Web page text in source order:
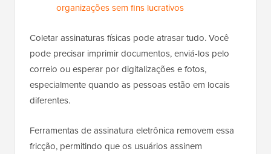
organizações sem fins lucrativos
Coletar assinaturas físicas pode atrasar tudo. Você
pode precisar imprimir documentos, enviá-los pelo
correio ou esperar por digitalizações e fotos,
especialmente quando as pessoas estão em locais
diferentes.
Ferramentas de assinatura eletrônica removem essa
fricção, permitindo que os usuários assinem